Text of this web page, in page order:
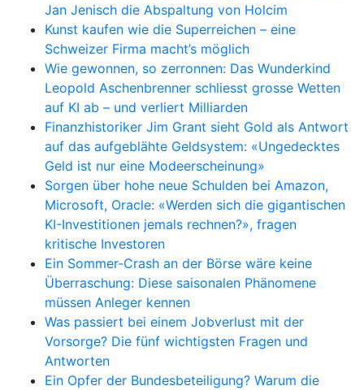
Jan Jenisch die Abspaltung von Holcim
Kunst kaufen wie die Superreichen – eine
Schweizer Firma macht’s möglich
Wie gewonnen, so zerronnen: Das Wunderkind
Leopold Aschenbrenner schliesst grosse Wetten
auf KI ab – und verliert Milliarden
Finanzhistoriker Jim Grant sieht Gold als Antwort
auf das aufgeblähte Geldsystem: «Ungedecktes
Geld ist nur eine Modeerscheinung»
Sorgen über hohe neue Schulden bei Amazon,
Microsoft, Oracle: «Werden sich die gigantischen
KI-Investitionen jemals rechnen?», fragen
kritische Investoren
Ein Sommer-Crash an der Börse wäre keine
Überraschung: Diese saisonalen Phänomene
müssen Anleger kennen
Was passiert bei einem Jobverlust mit der
Vorsorge? Die fünf wichtigsten Fragen und
Antworten
Ein Opfer der Bundesbeteiligung? Warum die